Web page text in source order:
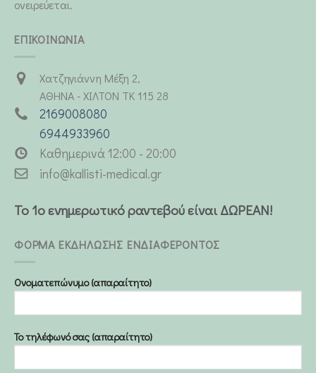
ονειρεύεται.
ΕΠΙΚΟΙΝΩΝΙΑ
Χατζηγιάννη Μέξη 2,
ΑΘΗΝΑ - ΧΙΛΤΟΝ ΤΚ 115 28
2169008080
6944933960
Καθημερινά 12:00 - 20:00
info@kallisti-medical.gr
Το 1ο ενημερωτικό ραντεβού είναι ΔΩΡΕΑΝ!
ΦΟΡΜΑ ΕΚΔΗΛΩΣΗΣ ΕΝΔΙΑΦΕΡΟΝΤΟΣ
Ονοματεπώνυμο (απαραίτητο)
Το τηλέφωνό σας (απαραίτητο)